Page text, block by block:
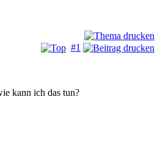
#1
kann ich das tun?